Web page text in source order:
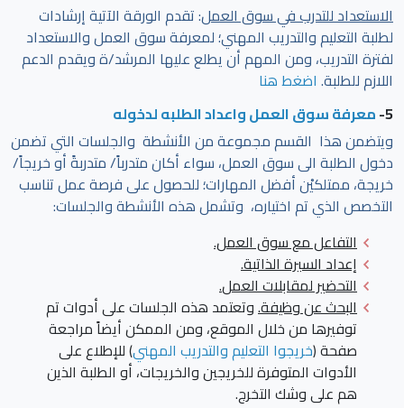
الاستعداد للتدرب في سوق العمل: تقدم الورقة الآتية إرشادات
لطلبة التعليم والتدريب المهني؛ لمعرفة سوق العمل والاستعداد
لفترة التدريب، ومن المهم أن يطلع عليها المرشد/ة ويقدم الدعم
اللازم للطلبة. اضغط هنا
5- معرفة سوق العمل واعداد الطلبه لدخوله
ويتضمن هذا القسم مجموعة من الأنشطة والجلسات التي تضمن
دخول الطلبة الى سوق العمل، سواء أكان متدرباً/ متدربةً أو خريجاً/
خريجة، ممتلكيْن أفضل المهارات؛ للحصول على فرصة عمل تناسب
التخصص الذي تم اختياره، وتشمل هذه الأنشطة والجلسات:
التفاعل مع سوق العمل.
إعداد السيرة الذاتية.
التحضير لمقابلات العمل.
البحث عن وظيفة.وتعتمد هذه الجلسات على أدوات تم
توفيرها من خلال الموقع، ومن الممكن أيضاً مراجعة
صفحة(خريجوا التعليم والتدريب المهني) للإطلاع على
الأدوات المتوفرة للخريجين والخريجات، أو الطلبة الذين
هم على وشك التخرج.